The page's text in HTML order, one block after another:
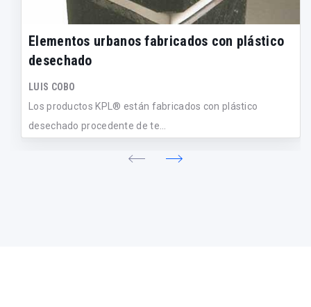
Elementos urbanos fabricados con plástico
desechado
LUIS COBO
Los productos KPL® están fabricados con plástico
desechado procedente de te...